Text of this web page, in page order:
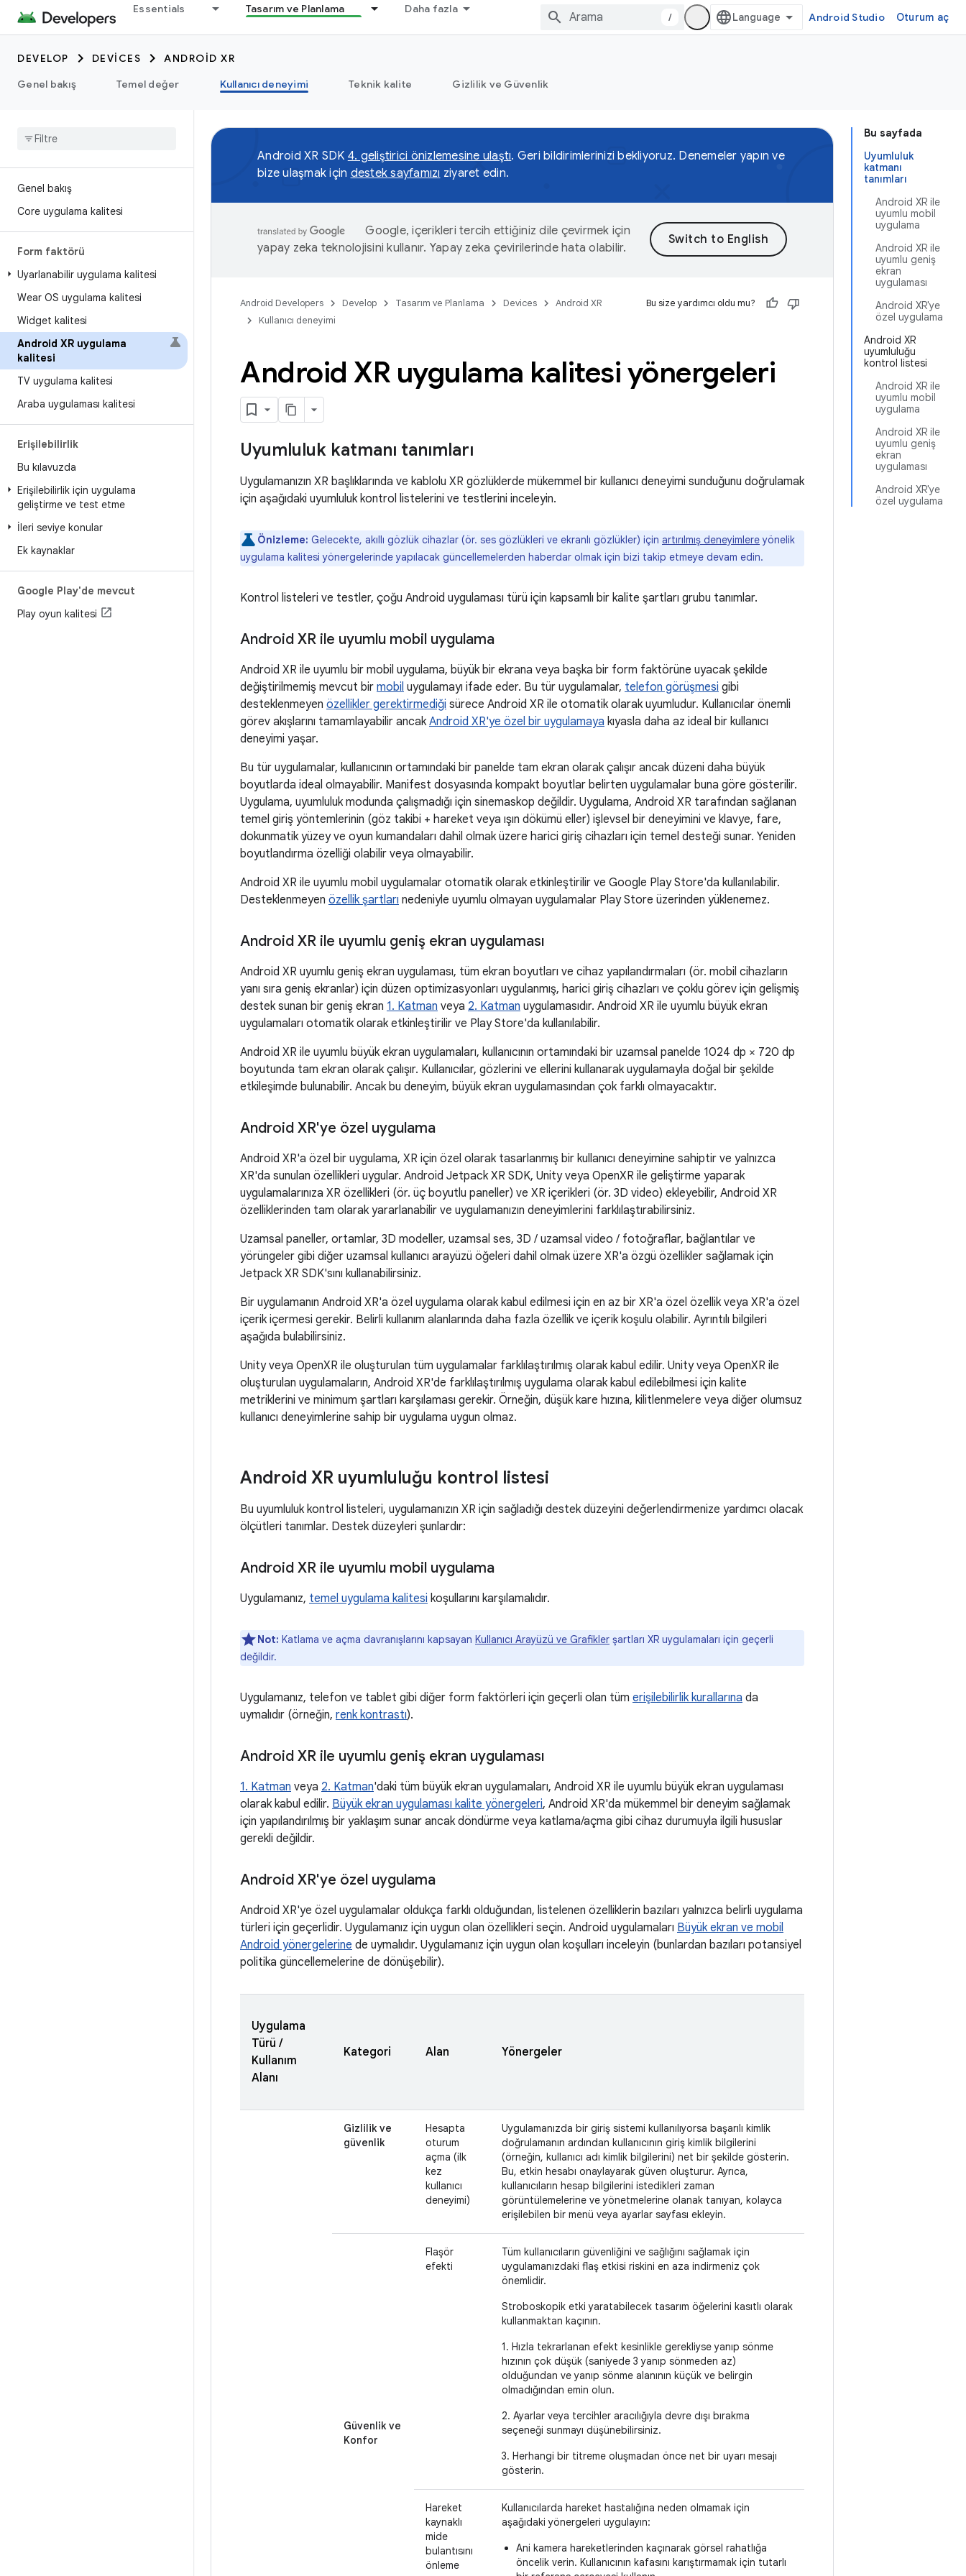
Essentials Tasarım ve Planlama Daha fazla
/ Android Studio Oturum aç
DEVELOP DEVICES
ANDROID XR
Genel bakış
Temel değer Kullanıcı deneyimi Teknik kalite Gizlilik ve Güvenlik
Genel bakış
Core uygulama kalitesi
Form faktörü
Uyarlanabilir uygulama kalitesi
Wear OS uygulama kalitesi
Widget kalitesi
Android XR uygulama
kalitesi
TV uygulama kalitesi
Araba uygulaması kalitesi
Erişilebilirlik
Bu kılavuzda
Erişilebilirlik için uygulama
geliştirme ve test etme
İleri seviye konular
Ek kaynaklar
Google Play'de mevcut
Play oyun kalitesi
Bu sayfada
Uyumluluk
katmanı
tanımları
Android XR ile
uyumlu mobil
uygulama
Android XR ile
uyumlu geniş
ekran
uygulaması
Android XR'ye
özel uygulama
Android XR
uyumluluğu
kontrol listesi
Android XR ile
uyumlu mobil
uygulama
Android XR ile
uyumlu geniş
ekran
uygulaması
Android XR'ye
özel uygulama
Android XR SDK 4. geliştirici önizlemesine ulaştı. Geri bildirimlerinizi bekliyoruz. Denemeler yapın ve
bize ulaşmak için destek sayfamızı ziyaret edin.
Google, içerikleri tercih ettiğiniz dile çevirmek için
yapay zeka teknolojisini kullanır. Yapay zeka çevirilerinde hata olabilir.
Android Developers Develop Tasarım ve Planlama Devices
Android XR
Kullanıcı deneyimi
Bu size yardımcı oldu mu?
Android XR uygulama kalitesi yönergeleri
Uyumluluk katmanı tanımları
Uygulamanızın XR başlıklarında ve kablolu XR gözlüklerde mükemmel bir kullanıcı deneyimi sunduğunu doğrulamak
için aşağıdaki uyumluluk kontrol listelerini ve testlerini inceleyin.
Önizleme: Gelecekte, akıllı gözlük cihazlar (ör. ses gözlükleri ve ekranlı gözlükler) için artırılmış deneyimlereyönelik
uygulama kalitesi yönergelerinde yapılacak güncellemelerden haberdar olmak için bizi takip etmeye devam edin.
Kontrol listeleri ve testler, çoğu Android uygulaması türü için kapsamlı bir kalite şartları grubu tanımlar.
Android XR ile uyumlu mobil uygulama
Android XR ile uyumlu bir mobil uygulama, büyük bir ekrana veya başka bir form faktörüne uyacak şekilde
değiştirilmemiş mevcut bir mobil uygulamayı ifade eder. Bu tür uygulamalar, telefon görüşmesi gibi
desteklenmeyen özellikler gerektirmediği sürece Android XR ile otomatik olarak uyumludur. Kullanıcılar önemli
görev akışlarını tamamlayabilir ancak Android XR'ye özel bir uygulamaya kıyasla daha az ideal bir kullanıcı
deneyimi yaşar.
Bu tür uygulamalar, kullanıcının ortamındaki bir panelde tam ekran olarak çalışır ancak düzeni daha büyük
boyutlarda ideal olmayabilir. Manifest dosyasında kompakt boyutlar belirten uygulamalar buna göre gösterilir.
Uygulama, uyumluluk modunda çalışmadığı için sinemaskop değildir. Uygulama, Android XR tarafından sağlanan
temel giriş yöntemlerinin (göz takibi + hareket veya ışın dökümü eller) işlevsel bir deneyimini ve klavye, fare,
dokunmatik yüzey ve oyun kumandaları dahil olmak üzere harici giriş cihazları için temel desteği sunar. Yeniden
boyutlandırma özelliği olabilir veya olmayabilir.
Android XR ile uyumlu mobil uygulamalar otomatik olarak etkinleştirilir ve Google Play Store'da kullanılabilir.
Desteklenmeyen özellik şartları nedeniyle uyumlu olmayan uygulamalar Play Store üzerinden yüklenemez.
Android XR ile uyumlu geniş ekran uygulaması
Android XR uyumlu geniş ekran uygulaması, tüm ekran boyutları ve cihaz yapılandırmaları (ör. mobil cihazların
yanı sıra geniş ekranlar) için düzen optimizasyonları uygulanmış, harici giriş cihazları ve çoklu görev için gelişmiş
destek sunan bir geniş ekran 1. Katman veya 2. Katman uygulamasıdır. Android XR ile uyumlu büyük ekran
uygulamaları otomatik olarak etkinleştirilir ve Play Store'da kullanılabilir.
Android XR ile uyumlu büyük ekran uygulamaları, kullanıcının ortamındaki bir uzamsal panelde 1024 dp × 720 dp
boyutunda tam ekran olarak çalışır. Kullanıcılar, gözlerini ve ellerini kullanarak uygulamayla doğal bir şekilde
etkileşimde bulunabilir. Ancak bu deneyim, büyük ekran uygulamasından çok farklı olmayacaktır.
Android XR'ye özel uygulama
Android XR'a özel bir uygulama, XR için özel olarak tasarlanmış bir kullanıcı deneyimine sahiptir ve yalnızca
XR'da sunulan özellikleri uygular. Android Jetpack XR SDK, Unity veya OpenXR ile geliştirme yaparak
uygulamalarınıza XR özellikleri (ör. üç boyutlu paneller) ve XR içerikleri (ör. 3D video) ekleyebilir, Android XR
özelliklerinden tam olarak yararlanabilir ve uygulamanızın deneyimlerini farklılaştırabilirsiniz.
Uzamsal paneller, ortamlar, 3D modeller, uzamsal ses, 3D / uzamsal video / fotoğraflar, bağlantılar ve
yörüngeler gibi diğer uzamsal kullanıcı arayüzü öğeleri dahil olmak üzere XR'a özgü özellikler sağlamak için
Jetpack XR SDK'sını kullanabilirsiniz.
Bir uygulamanın Android XR'a özel uygulama olarak kabul edilmesi için en az bir XR'a özel özellik veya XR'a özel
içerik içermesi gerekir. Belirli kullanım alanlarında daha fazla özellik ve içerik koşulu olabilir. Ayrıntılı bilgileri
aşağıda bulabilirsiniz.
Unity veya OpenXR ile oluşturulan tüm uygulamalar farklılaştırılmış olarak kabul edilir. Unity veya OpenXR ile
oluşturulan uygulamaların, Android XR'de farklılaştırılmış uygulama olarak kabul edilebilmesi için kalite
metriklerini ve minimum şartları karşılaması gerekir. Örneğin, düşük kare hızına, kilitlenmelere veya diğer olumsuz
kullanıcı deneyimlerine sahip bir uygulama uygun olmaz.
Android XR uyumluluğu kontrol listesi
Bu uyumluluk kontrol listeleri, uygulamanızın XR için sağladığı destek düzeyini değerlendirmenize yardımcı olacak
ölçütleri tanımlar. Destek düzeyleri şunlardır:
Android XR ile uyumlu mobil uygulama
Uygulamanız, temel uygulama kalitesi koşullarını karşılamalıdır.
Not: Katlama ve açma davranışlarını kapsayan Kullanıcı Arayüzü ve Grafikler şartları XR uygulamaları için geçerli
değildir.
Uygulamanız, telefon ve tablet gibi diğer form faktörleri için geçerli olan tüm erişilebilirlik kurallarına da
uymalıdır (örneğin, renk kontrastı).
Android XR ile uyumlu geniş ekran uygulaması
1. Katman veya 2. Katman'daki tüm büyük ekran uygulamaları, Android XR ile uyumlu büyük ekran uygulaması
olarak kabul edilir. Büyük ekran uygulaması kalite yönergeleri, Android XR'da mükemmel bir deneyim sağlamak
için yapılandırılmış bir yaklaşım sunar ancak döndürme veya katlama/açma gibi cihaz durumuyla ilgili hususlar
gerekli değildir.
Android XR'ye özel uygulama
Android XR'ye özel uygulamalar oldukça farklı olduğundan, listelenen özelliklerin bazıları yalnızca belirli uygulama
türleri için geçerlidir. Uygulamanız için uygun olan özellikleri seçin. Android uygulamaları Büyük ekran ve mobil
Android yönergelerine de uymalıdır. Uygulamanız için uygun olan koşulları inceleyin (bunlardan bazıları potansiyel
politika güncellemelerine de dönüşebilir).
Uygulama
Türü /
Kullanım
Alanı
Kategori Alan Yönergeler
Gizlilik ve
güvenlik
Hesapta
oturum
açma (ilk
kez
kullanıcı
deneyimi)
Uygulamanızda bir giriş sistemi kullanılıyorsa başarılı kimlik
doğrulamanın ardından kullanıcının giriş kimlik bilgilerini
(örneğin, kullanıcı adı kimlik bilgilerini) net bir şekilde gösterin.
Bu, etkin hesabı onaylayarak güven oluşturur. Ayrıca,
kullanıcıların hesap bilgilerini istedikleri zaman
görüntülemelerine ve yönetmelerine olanak tanıyan, kolayca
erişilebilen bir menü veya ayarlar sayfası ekleyin.
Güvenlik ve
Konfor
Flaşör
efekti
Tüm kullanıcıların güvenliğini ve sağlığını sağlamak için
uygulamanızdaki flaş etkisi riskini en aza indirmeniz çok
önemlidir.
Stroboskopik etki yaratabilecek tasarım öğelerini kasıtlı olarak
kullanmaktan kaçının.
1. Hızla tekrarlanan efekt kesinlikle gerekliyse yanıp sönme
hızının çok düşük (saniyede 3 yanıp sönmeden az)
olduğundan ve yanıp sönme alanının küçük ve belirgin
olmadığından emin olun.
2. Ayarlar veya tercihler aracılığıyla devre dışı bırakma
seçeneği sunmayı düşünebilirsiniz.
3. Herhangi bir titreme oluşmadan önce net bir uyarı mesajı
gösterin.
Hareket
kaynaklı
mide
bulantısını
önleme
Kullanıcılarda hareket hastalığına neden olmamak için
aşağıdaki yönergeleri uygulayın:
Ani kamera hareketlerinden kaçınarak görsel rahatlığa
öncelik verin. Kullanıcının kafasını karıştırmamak için tutarlı